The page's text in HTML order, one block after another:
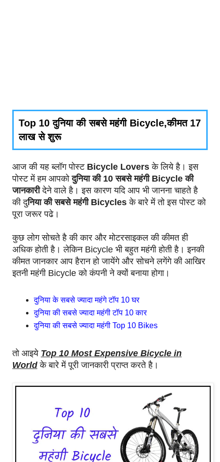
Top 10 दुनिया की सबसे महंगी Bicycle,कीमत 17
लाख से शुरू
आज की यह ब्लॉग पोस्टBicycle Lovers के लिये है। इस
पोस्ट में हम आपकोदुनिया की 10 सबसे महंगी Bicycle की
जानकारीदेने वाले है। इस कारण यदि आप भी जानना चाहते है
की दुनिया की सबसे महंगी Bicycles के बारे में तो इस पोस्ट को
पूरा जरूर पढे।
कुछ लोग सोचते है की कार और मोटरसाइकल की कीमत ही
अधिक होती है। लेकिन Bicycle भी बहुत महंगी होती है। इनकी
कीमत जानकार आप हैरान हो जायेंगे और सोचने लगेंगे की आखिर
इतनी महंगी Bicycle को कंपनी ने क्यों बनाया होगा।
दुनिया के सबसे ज्यादा महंगे टॉप 10 घर
दुनिया की सबसे ज्यादा महंगी टॉप 10 कार
दुनिया की सबसे ज्यादा महंगी Top 10 Bikes
तो आइये Top 10 Most Expensive Bicycle in
Worldके बारे में पूरी जानकारी प्राप्त करते है।